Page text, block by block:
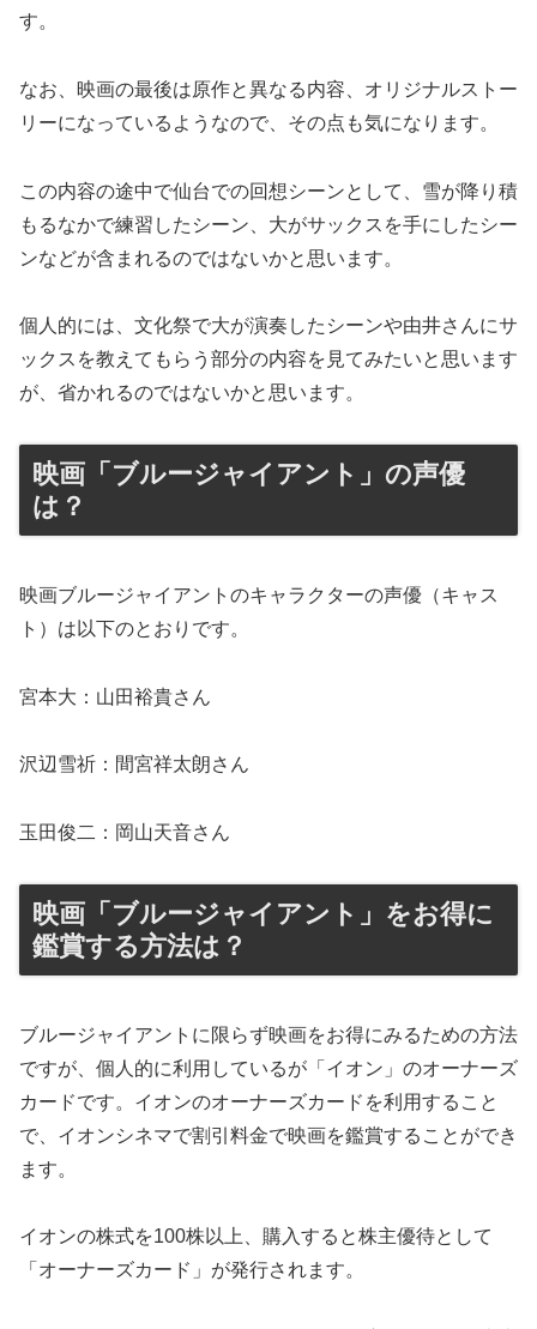
す。
なお、映画の最後は原作と異なる内容、オリジナルストー
リーになっているようなので、その点も気になります。
この内容の途中で仙台での回想シーンとして、雪が降り積
もるなかで練習したシーン、大がサックスを手にしたシー
ンなどが含まれるのではないかと思います。
個人的には、文化祭で大が演奏したシーンや由井さんにサ
ックスを教えてもらう部分の内容を見てみたいと思います
が、省かれるのではないかと思います。
映画「ブルージャイアント」の声優
は？
映画ブルージャイアントのキャラクターの声優（キャス
ト）は以下のとおりです。
宮本大：山田裕貴さん
沢辺雪祈：間宮祥太朗さん
玉田俊二：岡山天音さん
映画「ブルージャイアント」をお得に
鑑賞する方法は？
ブルージャイアントに限らず映画をお得にみるための方法
ですが、個人的に利用しているが「イオン」のオーナーズ
カードです。イオンのオーナーズカードを利用すること
で、イオンシネマで割引料金で映画を鑑賞することができ
ます。
イオンの株式を100株以上、購入すると株主優待として
「オーナーズカード」が発行されます。